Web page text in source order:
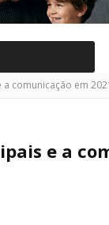
comunicação em
e a